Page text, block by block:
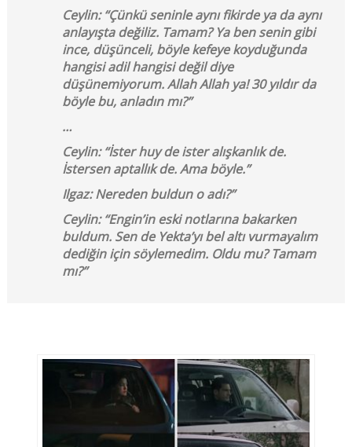
Ceylin:‘‘Çünkü seninle aynı fikirde ya da aynı
anlayışta değiliz. Tamam? Ya ben senin gibi
ince, düşünceli, böyle kefeye koyduğunda
hangisi adil hangisi değil diye
düşünemiyorum. Allah Allah ya! 30 yıldır da
böyle bu, anladın mı?’’
…
Ceylin:‘‘İster huy de ister alışkanlık de.
İstersen aptallık de. Ama böyle.’’
Ilgaz: Nereden buldun o adı?’’
Ceylin:‘‘Engin’in eski notlarına bakarken
buldum. Sen de Yekta’yı bel altı vurmayalım
dediğin için söylemedim. Oldu mu? Tamam
mı?’’